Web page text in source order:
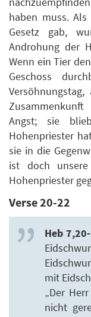
haben muss.
Gesetz gab,
Androhung der
Wenn ein Tier
Geschoss
Angst; sie
Hohenpriester
sie in die
ist doch
Hohenpriester
Verse 20-22
Heb
mit
„Der
nicht